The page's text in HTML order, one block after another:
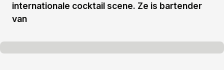
internationale cocktail scene. Ze is bartender
van